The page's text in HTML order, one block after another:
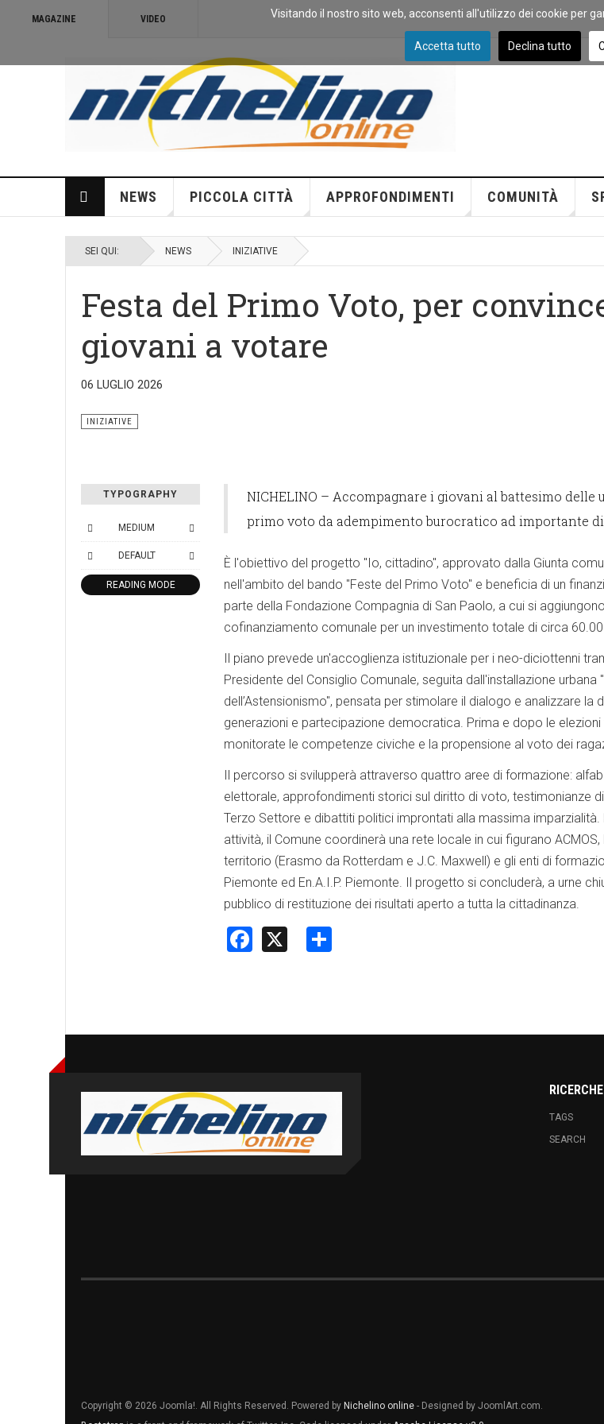
MAGAZINE VIDEO
NEWS PICCOLA CITTÀ APPROFONDIMENTI COMUNITÀ
SEI QUI: NEWS INIZIATIVE
Festa del Primo Voto, per
giovani a votare
06 LUGLIO 2026
INIZIATIVE
TYPOGRAPHY
MEDIUM
DEFAULT
READING MODE
NICHELINO – Accompagnare i giovani al battesimo delle
primo voto da adempimento burocratico ad importante
È l'obiettivo del progetto "Io, cittadino", approvato dalla Giunta
nell'ambito del bando "Feste del Primo Voto" e beneficia di un
parte della Fondazione Compagnia di San Paolo, a cui si
cofinanziamento comunale per un investimento totale di circa
Il piano prevede un'accoglienza istituzionale per i neo-diciottenni
Presidente del Consiglio Comunale, seguita dall'installazione urbana
dell’Astensionismo", pensata per stimolare il dialogo e analizzare la
generazioni e partecipazione democratica. Prima e dopo le elezioni
monitorate le competenze civiche e la propensione al voto dei
Il percorso si svilupperà attraverso quattro aree di formazione:
elettorale, approfondimenti storici sul diritto di voto, testimonianze
Terzo Settore e dibattiti politici improntati alla massima imparzialità.
attività, il Comune coordinerà una rete locale in cui figurano ACMOS,
territorio (Erasmo da Rotterdam e J.C. Maxwell) e gli enti di
Piemonte ed En.A.I.P. Piemonte. Il progetto si concluderà, a urne
pubblico di restituzione dei risultati aperto a tutta la cittadinanza.
Facebook
TAGS
SEARCH
Copyright © 2026 Joomla!. All Rights Reserved. Powered by Nichelino online - Designed by JoomlArt.com.
Visitando il nostro sito web, acconsenti all'utilizzo dei cookie per
Accetta tutto Declina tutto